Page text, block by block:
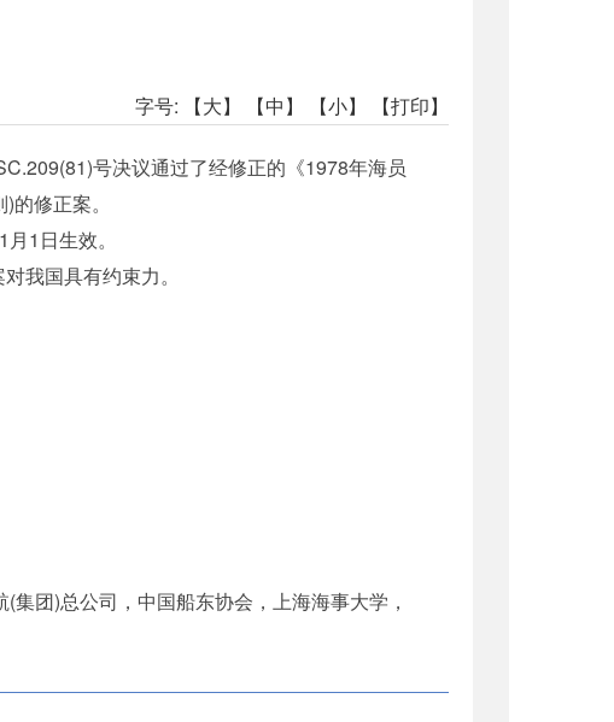
字号: 【大】 【中】 【小】 【打印】
号决议通过了经修正的《1978年海员
修正案。
1日生效。
我国具有约束力。
团)总公司，中国船东协会，上海海事大学，